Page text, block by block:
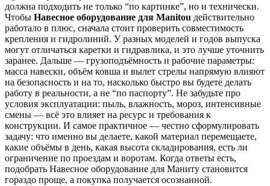
должна подходить не только “по картинке”, но и технически.
Чтобы Навесное оборудование для Manitou действительно
работало в плюс, сначала стоит проверить совместимость
крепления и гидролиний. У разных моделей и годов выпуска
могут отличаться каретки и гидравлика, и это лучше уточнить
заранее. Дальше — грузоподъёмность и рабочие параметры:
масса навески, объём ковша и вылет стрелы напрямую влияют
на безопасность и на то, насколько быстро вы будете делать
работу в реальности, а не “по паспорту”. Не забудьте про
условия эксплуатации: пыль, влажность, мороз, интенсивные
смены — всё это влияет на ресурс и требования к
конструкции. И самое практичное — честно сформулировать
задачу: что именно вы делаете, какой материал перемещаете,
какие объёмы в день, какая высота складирования, есть ли
ограничение по проездам и воротам. Когда ответы есть,
подобрать Навесное оборудование для Маниту становится
гораздо проще, а покупка получается осознанной.